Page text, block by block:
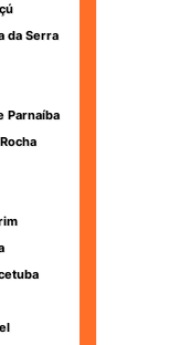
da Serra
Parnaíba